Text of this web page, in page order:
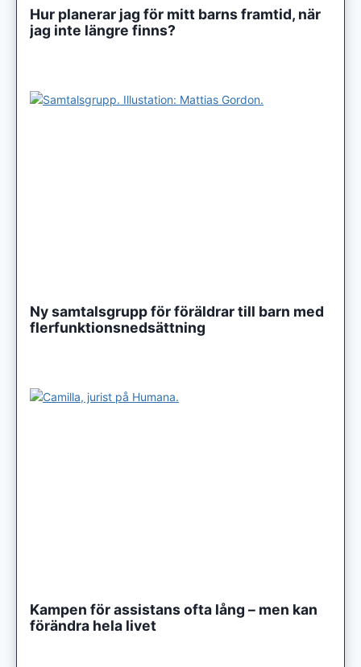
Hur planerar jag för mitt barns framtid, när
jag inte längre finns?
Ny samtalsgrupp för föräldrar till barn med
flerfunktionsnedsättning
Kampen för assistans ofta lång – men kan
förändra hela livet